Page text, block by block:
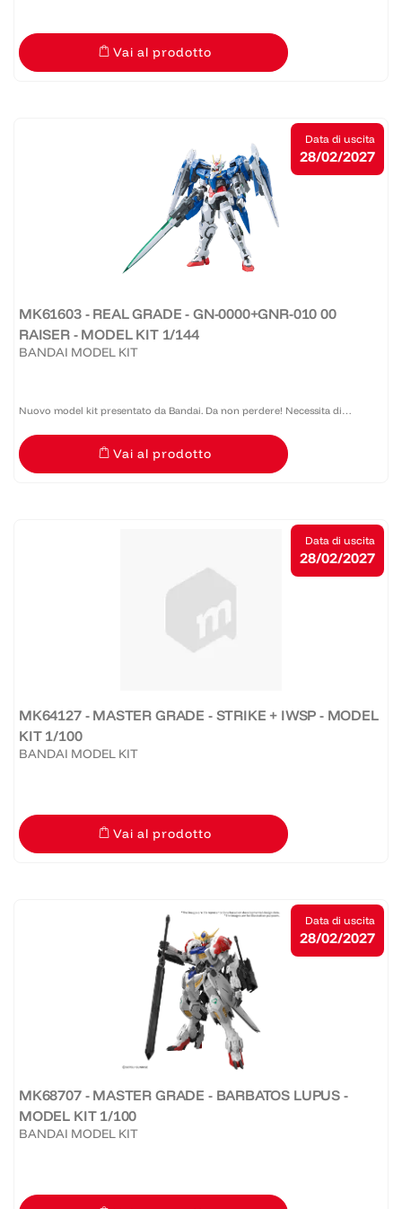
Vai al prodotto
MK61603 - REAL GRADE - GN-0000+GNR-010 00
RAISER - MODEL KIT 1/144
BANDAI MODEL KIT
Nuovo model kit presentato da Bandai. Da non perdere! Necessita di
assemblaggio. In PVC, scala 1/144.
Vai al prodotto
Data di uscita
28/02/2027
MK64127 - MASTER GRADE - STRIKE + IWSP - MODEL
KIT 1/100
BANDAI MODEL KIT
Vai al prodotto
Data di uscita
28/02/2027
MK68707 - MASTER GRADE - BARBATOS LUPUS -
MODEL KIT 1/100
BANDAI MODEL KIT
Data di uscita
28/02/2027